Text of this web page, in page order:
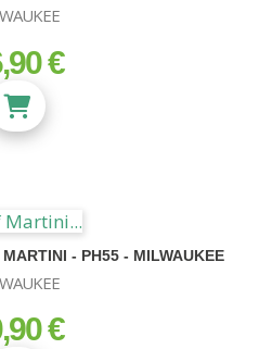
€
- PH55 - MILWAUKEE
€